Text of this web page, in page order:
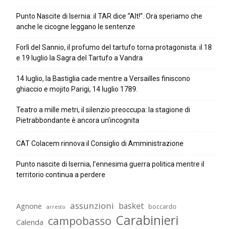
Punto Nascite di Isernia: il TAR dice “Alt!”. Ora speriamo che
anche le cicogne leggano le sentenze
Forlì del Sannio, il profumo del tartufo torna protagonista: il 18
e 19 luglio la Sagra del Tartufo a Vandra
14 luglio, la Bastiglia cade mentre a Versailles finiscono
ghiaccio e mojito Parigi, 14 luglio 1789.
Teatro a mille metri, il silenzio preoccupa: la stagione di
Pietrabbondante è ancora un’incognita
CAT Colacem rinnova il Consiglio di Amministrazione
Punto nascite di Isernia, l’ennesima guerra politica mentre il
territorio continua a perdere
Agnone arresto assunzioni basket boccardo
Calenda campobasso Carabinieri